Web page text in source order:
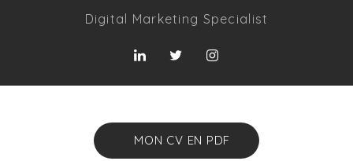
Digital Marketing Specialist
MON CV EN PDF